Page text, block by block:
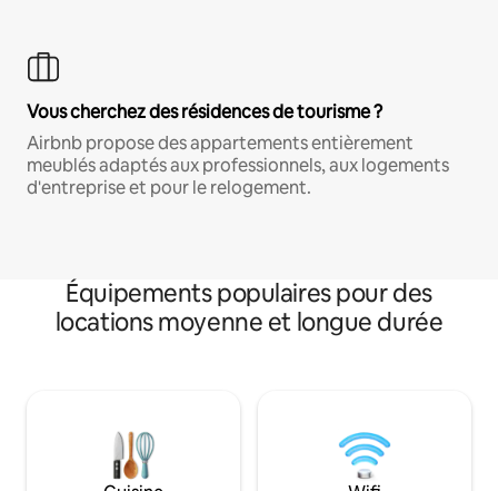
Vous cherchez des résidences de tourisme ?
Airbnb propose des appartements entièrement
meublés adaptés aux professionnels, aux logements
d'entreprise et pour le relogement.
Équipements populaires pour des
locations moyenne et longue durée